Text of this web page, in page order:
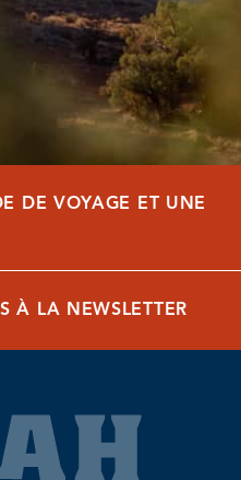
DE VOYAGE ET UNE
À LA NEWSLETTER